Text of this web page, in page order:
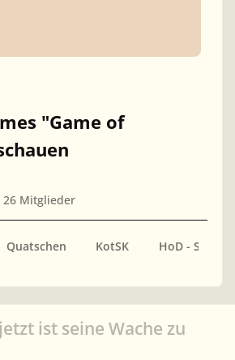
"Game of
26 Mitglieder
Quatschen KotSK HoD - Staffel
ist seine Wache zu